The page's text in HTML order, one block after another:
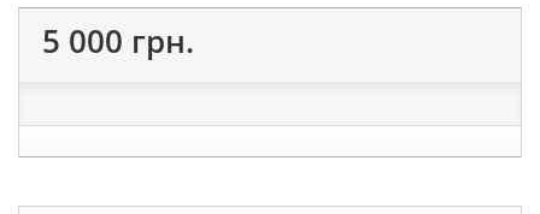
5 000 грн.